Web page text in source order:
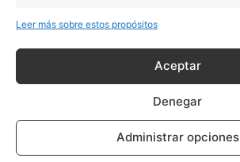
Leer más sobre estos propósitos
Aceptar
Denegar
Administrar opciones
Teoría de los Cuatro Elementos
En Historia
Las principales características...